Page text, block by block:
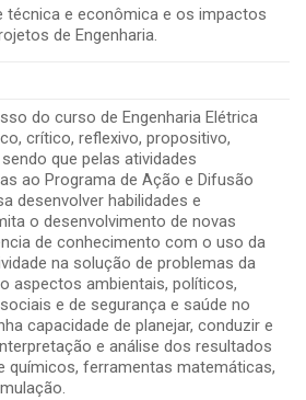
técnica e econômica e os impactos
de Engenharia.
do curso de Engenharia Elétrica
crítico, reflexivo, propositivo,
que pelas atividades
ao Programa de Ação e Difusão
desenvolver habilidades e
o desenvolvimento de novas
de conhecimento com o uso da
na solução de problemas da
aspectos ambientais, políticos,
e de segurança e saúde no
capacidade de planejar, conduzir e
e análise dos resultados
químicos, ferramentas matemáticas,